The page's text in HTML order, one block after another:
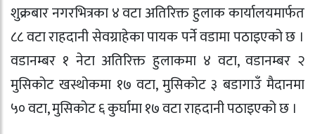
शुक्रबार नगरभित्रका ४ वटा अतिरिक्त हुलाक कार्यालयमार्फत
८८ वटा राहदानी सेवग्राहेका पायक पर्ने वडामा पठाइएको छ ।
वडानम्बर १ नेटा अतिरिक्त हुलाकमा ४ वटा, वडानम्बर २
मुसिकोट खस्थोकमा १७ वटा, मुसिकोट ३ बडागाउँ मैदानमा
५० वटा, मुसिकोट ६ कुर्घामा १७ वटा राहदानी पठाइएको छ ।